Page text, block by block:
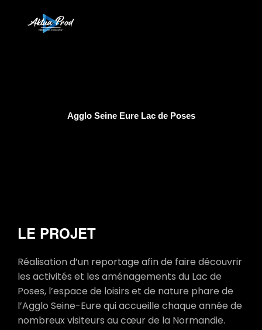
Agglo Seine Eure Lac de Poses
LE PROJET
Réalisation d’un reportage afin de faire découvrir
les activités et les aménagements du Lac de
Poses, l’espace de loisirs et de nature phare de
l’Agglo Seine-Eure qui accueille chaque année de
nombreux visiteurs au cœur de la Normandie.